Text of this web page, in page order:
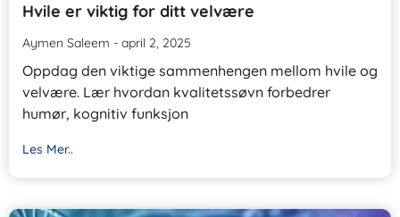
Hvile er viktig for ditt velvære
Aymen Saleem april 2, 2025
Oppdag den viktige sammenhengen mellom hvile og
velvære. Lær hvordan kvalitetssøvn forbedrer
humør, kognitiv funksjon
Les Mer..